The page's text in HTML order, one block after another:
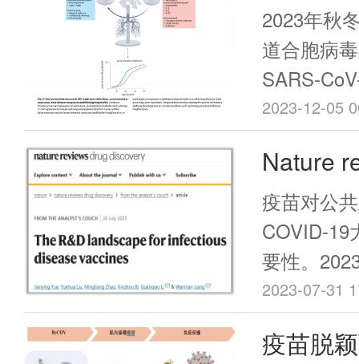
种的推迟
此种犹豫
重大威胁
作组以应
流感以及
一步凸显
使其成为
键议题。
2023年秋
道合胞病
SARS-
体导致的
北到南，
方面，从
例剧增，
可能较往
业人士和
词来解释
疫债“的起
是一个尚
2023-12-05
Nature
人综述
景！
疫苗对公
COVID-19
要性。
人在
drug
landscape
2023-07-31
疫苗脱